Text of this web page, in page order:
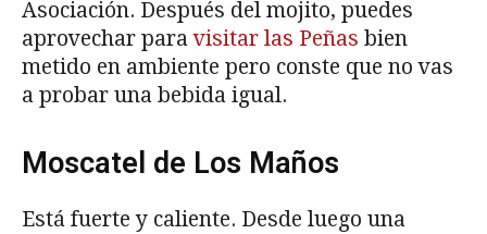
Asociación. Después del mojito, puedes
aprovechar paravisitar las Peñas bien
metido en ambiente pero conste que no vas
a probar una bebida igual.
Moscatel de Los Maños
Está fuerte y caliente. Desde luego una